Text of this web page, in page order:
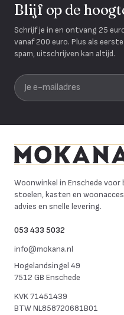
Blijf op de
Schrijf je in en ontvang 25
vanaf 200 euro. Plus als
spam, uitschrijven kan altijd.
Je e-mailadres
Woonwinkel in Enschede
stoelen, kasten en
advies en snelle levering.
053 433 5032
info@mokana.nl
Hogelandsingel 49
7512 GB Enschede
KVK71451439
BTWNL858720681B01